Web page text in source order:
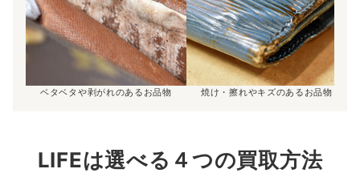
ベタベタや剥がれのあるお品物 焼け・擦れやキズのあるお品物
LIFEは選べる４つの買取方法